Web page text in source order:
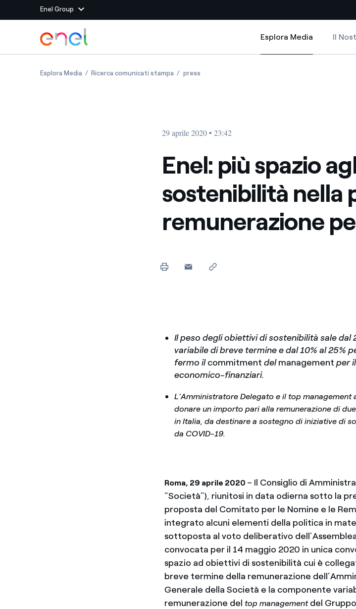
Enel Group
Siti del Gruppo
Enel Green Power Produciamo energia pulita da fonti rinnovabili
Massimizziamo la creazione di valore grazie al
rapporto con i nostri fornitori
energia pulita
Il canale dove segnalare violazioni delle nostre policy
Siti
Vai al contenuto principale
Esplora Media
Esplora Media
Il
Esplora MediaEnel: più spazio agli obiettivi di sostenibilità nella politica per la remunerazione per il 2020
Ricerca comunicati stampa Enel: più spazio agli obiettivi di sostenibilità nella politica
pressEnel: più spazio agli obiettivi di sostenibilità nella
29 aprile 2020 • 23:42
Enel: più spazio
sostenibilità nella
remunerazione
Il peso degli obiettivi di sostenibilità sale dal
variabile di breve termine e dal 10% al 25%
fermo ilcommitment delmanagement per
economico-finanziari.
L’Amministratore Delegato e il top
donare un importo pari alla remunerazione di
in Italia, da destinare a sostegno di iniziative di
da COVID-19.
Roma, 29 aprile 2020 – Il Consiglio di
“Società”), riunitosi in data odierna sotto la
proposta del Comitato per le Nomine e le
integrato alcuni elementi della politica in
sottoposta al voto deliberativo
convocata per il 14 maggio 2020 in unica
spazio ad obiettivi di sostenibilità cui è
breve termine della remunerazione
Generale della Società e la componente
remunerazione del top managementdel Gruppo